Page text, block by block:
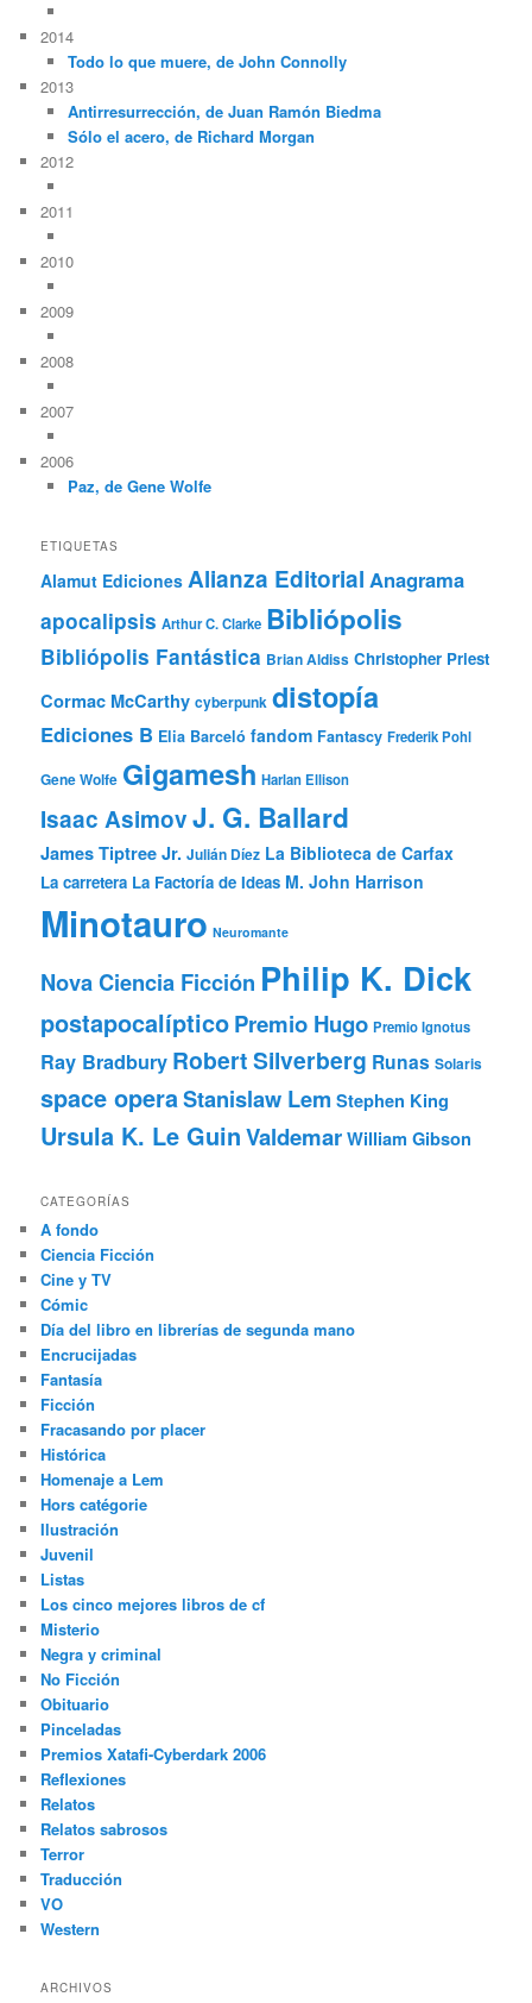
2014
Todo lo que muere, de John Connolly
2013
Antirresurrección, de Juan Ramón Biedma
Sólo el acero, de Richard Morgan
2012
2011
2010
2009
2008
2007
2006
Paz, de Gene Wolfe
ETIQUETAS
Alamut Ediciones Alianza Editorial Anagrama
apocalipsis Arthur C. Clarke Bibliópolis
Bibliópolis Fantástica Brian Aldiss Christopher Priest
Cormac McCarthy cyberpunk distopía
Ediciones B Elia Barceló fandom Fantascy Frederik Pohl
Gene Wolfe Gigamesh Harlan Ellison
Isaac AsimovJ. G. Ballard
James Tiptree Jr. Julián Díez La Biblioteca de Carfax
La carretera La Factoría de Ideas M. John Harrison
Minotauro Neuromante
Nova Ciencia Ficción Philip K. Dick
postapocalípticoPremio Hugo Premio Ignotus
Ray Bradbury Robert Silverberg Runas Solaris
space operaStanislaw Lem Stephen King
Ursula K. Le GuinValdemarWilliam Gibson
CATEGORÍAS
A fondo
Ciencia Ficción
Cine y TV
Cómic
Día del libro en librerías de segunda mano
Encrucijadas
Fantasía
Ficción
Fracasando por placer
Histórica
Homenaje a Lem
Hors catégorie
Ilustración
Juvenil
Listas
Los cinco mejores libros de cf
Misterio
Negra y criminal
No Ficción
Obituario
Pinceladas
Premios Xatafi-Cyberdark 2006
Reflexiones
Relatos
Relatos sabrosos
Terror
Traducción
VO
Western
ARCHIVOS